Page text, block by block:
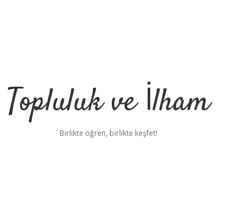
Topluluk ve İlham
Birlikte öğren, birlikte keşfet!